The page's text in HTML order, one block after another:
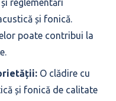
și fonică.
poate contribui la
O clădire cu
și fonică de calitate